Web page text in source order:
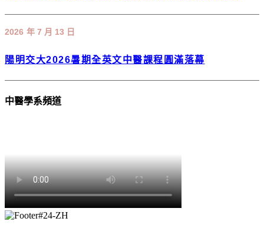
2026 年 7 月 13 日
陽明交大2026暑期全英文中醫課程圓滿落幕
中醫學系頻道